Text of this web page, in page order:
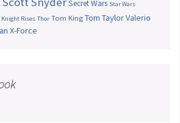
Secret Wars Star Wars
Knight Rises Thor Tom King Tom TaylorValerio
X-Force